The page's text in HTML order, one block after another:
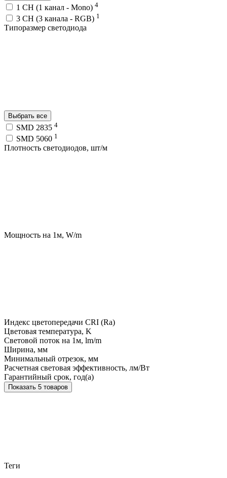
1 CH (1 канал - Mono) 4
3 CH (3 канала - RGB) 1
Типоразмер светодиода
Выбрать все
SMD 2835 4
SMD 5060 1
Плотность светодиодов, шт/м
Мощность на 1м, W/m
Индекс цветопередачи CRI (Ra)
Цветовая температура, K
Световой поток на 1м, lm/m
Ширина, мм
Минимальный отрезок, мм
Расчетная световая эффективность, лм/Вт
Гарантийный срок, год(а)
Показать 5 товаров
Теги